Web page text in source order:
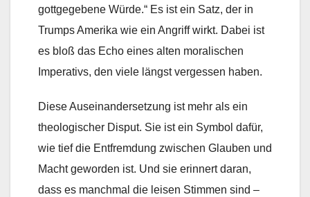
gottgegebene Würde.“ Es ist ein Satz, der in
Trumps Amerika wie ein Angriff wirkt. Dabei ist
es bloß das Echo eines alten moralischen
Imperativs, den viele längst vergessen haben.
Diese Auseinandersetzung ist mehr als ein
theologischer Disput. Sie ist ein Symbol dafür,
wie tief die Entfremdung zwischen Glauben und
Macht geworden ist. Und sie erinnert daran,
dass es manchmal die leisen Stimmen sind –